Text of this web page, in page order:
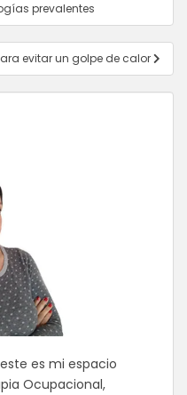
prevalentes
evitar un golpe de calor
es mi espacio
Ocupacional,